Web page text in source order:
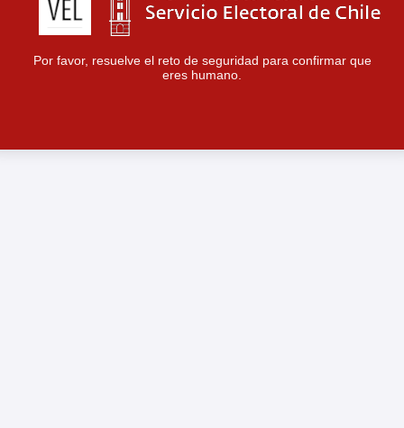
Por favor, resuelve el reto de seguridad para confirmar que
eres humano.